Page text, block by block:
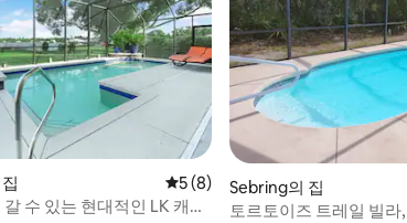
개 평점 5점(5점 만점), 후기 8개
5 (8)
수 있는 현대적인 LK 캐리
Sebring의 집
토르토이즈 트레일 빌라